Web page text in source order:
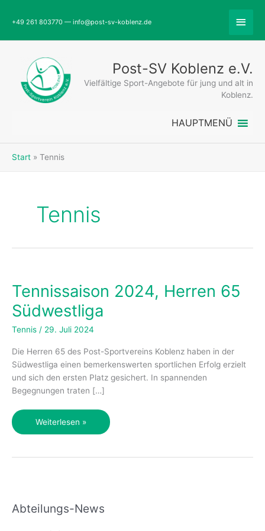
Inhalt+49 261 803770 — info@post-sv-koblenz.de
Post-SV Koblenz e.V.
Vielfältige Sport-Angebote für jung und alt in
Koblenz.
HAUPTMENÜ
Start Tennis
Tennis
Tennissaison 2024, Herren 65
Südwestliga
Tennis / 29. Juli 2024
Die Herren 65 des Post-Sportvereins Koblenz haben in der
Südwestliga einen bemerkenswerten sportlichen Erfolg erzielt
und sich den ersten Platz gesichert. In spannenden
Begegnungen traten […]
Tennissaison
2024,
65
Weiterlesen »
Abteilungs-News